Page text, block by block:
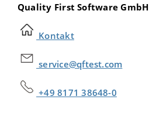
Quality First Software GmbH
Kontakt
service@qftest.com
+49 8171 38648-0